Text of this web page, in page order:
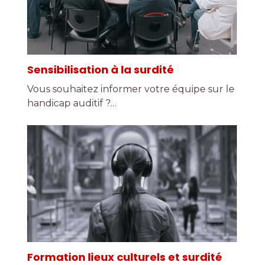
Sensibilisation à la surdité
Vous souhaitez informer votre équipe sur le
handicap auditif ?…
Formation lieux culturels et surdité